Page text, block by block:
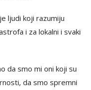
ljudi koji razumiju
i za lokalni i svaki
da smo mi oni koji su
da smo spremni